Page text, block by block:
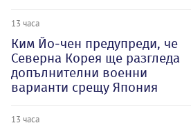
13 часа
Ким Йо-чен предупреди, че
Северна Корея ще разгледа
допълнителни военни
варианти срещу Япония
13 часа